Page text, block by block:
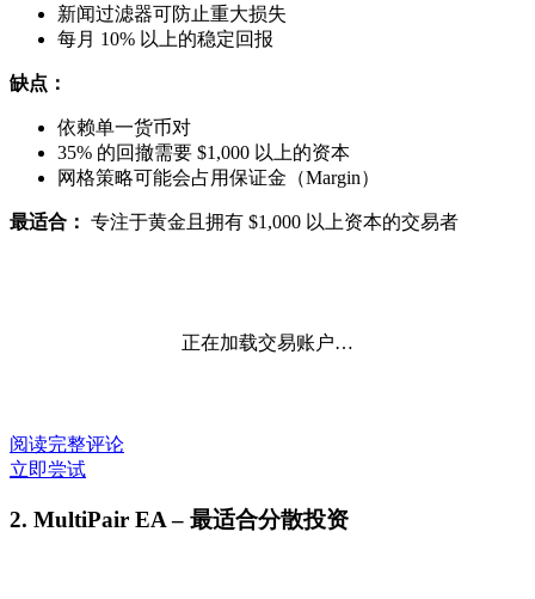
新闻过滤器可防止重大损失
每月 10% 以上的稳定回报
缺点：
依赖单一货币对
35% 的回撤需要 $1,000 以上的资本
网格策略可能会占用保证金（Margin）
最适合： 专注于黄金且拥有 $1,000 以上资本的交易者
正在加载交易账户…
阅读完整评论
立即尝试
2. MultiPair EA – 最适合分散投资